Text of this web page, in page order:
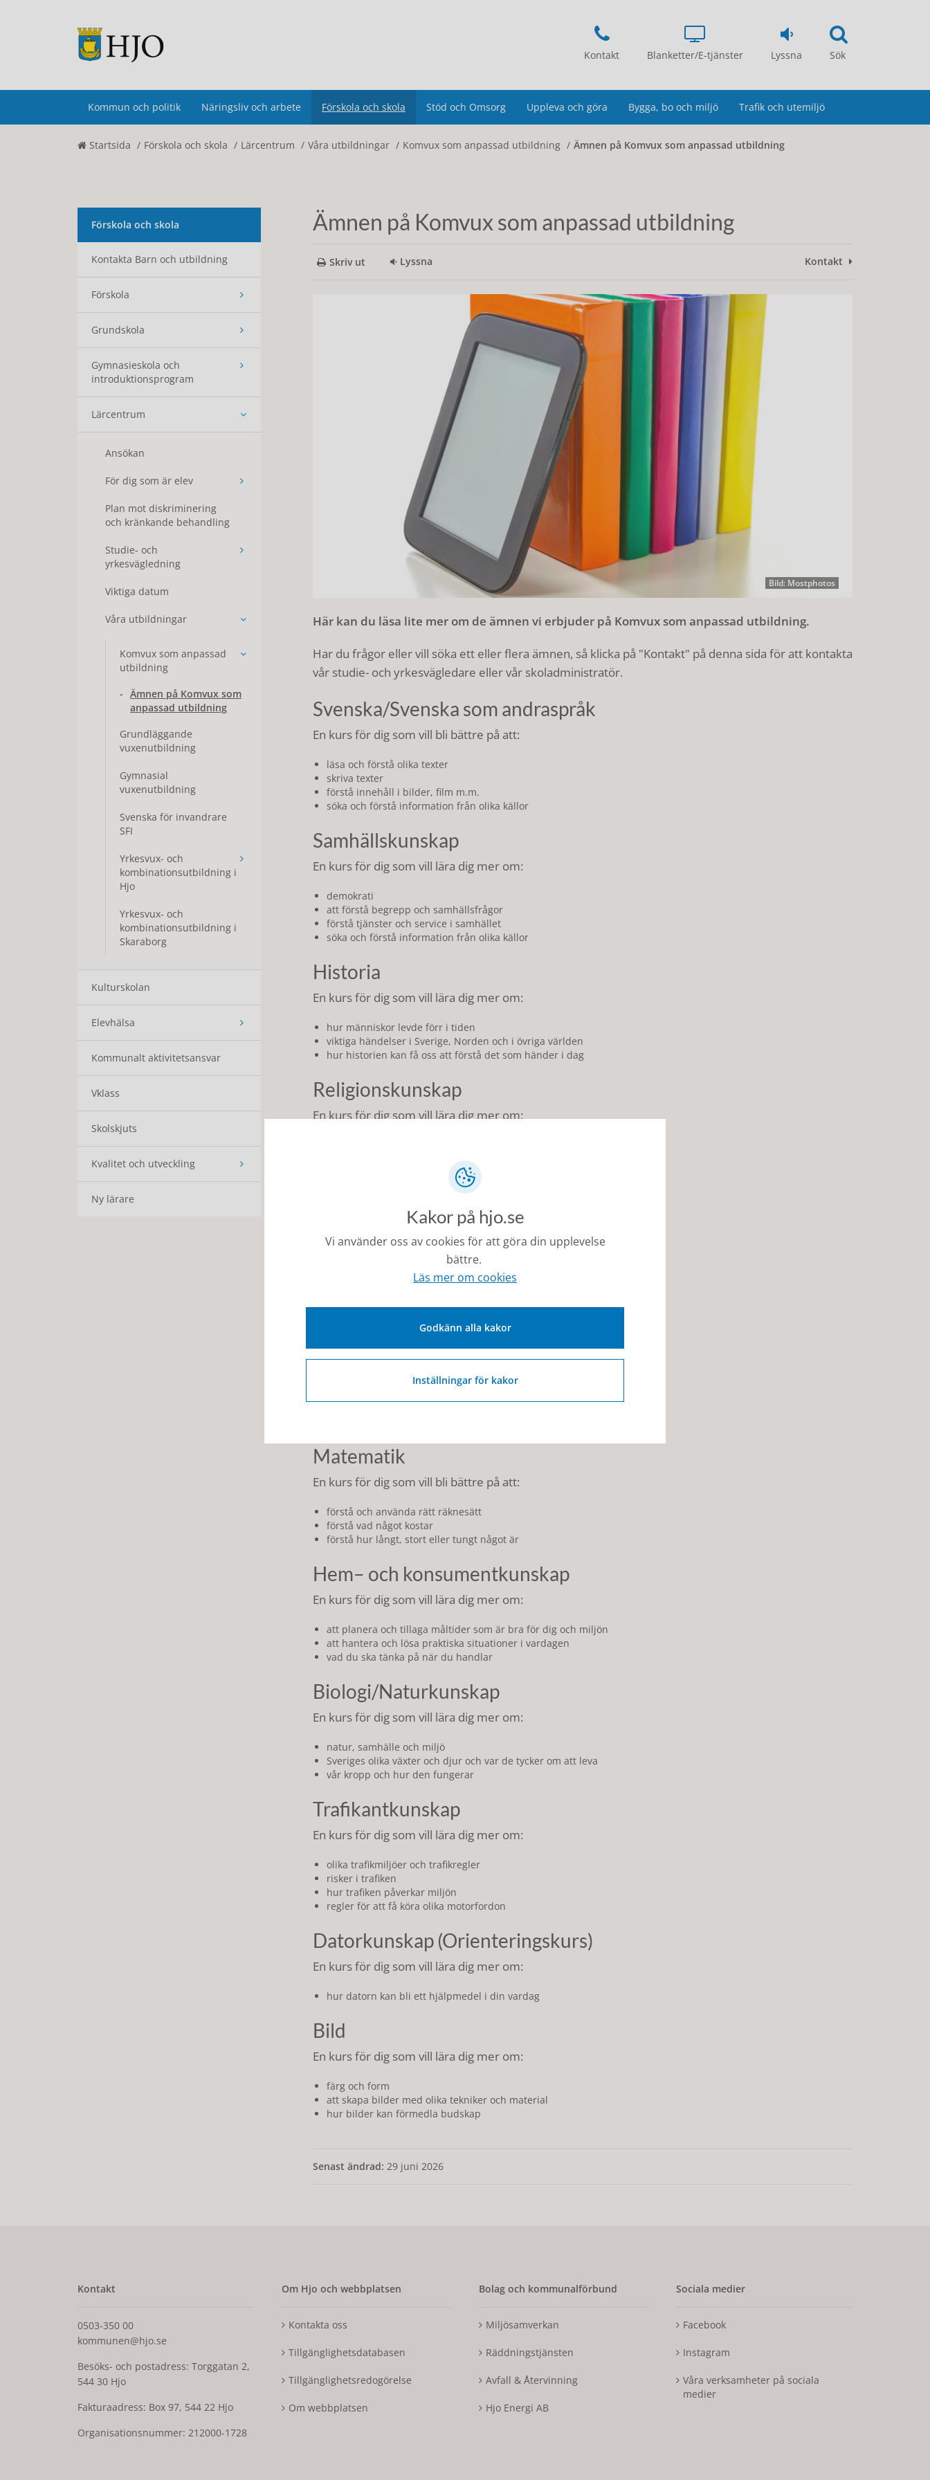
Kontakt Blanketter/E-tjänster Lyssna Sök
Kommun och politik Näringsliv och arbete Förskola och skola Stöd och Omsorg Uppleva och göra Bygga, bo och miljö Trafik och utemiljö
Startsida Förskola och skola Lärcentrum Våra utbildningar Komvux som anpassad utbildning Ämnen på Komvux som anpassad utbildning
Förskola och skola
Kontakta Barn och utbildning
Förskola
Grundskola
Gymnasieskola och
introduktionsprogram
Lärcentrum
Ansökan
För dig som är elev
Plan mot diskriminering
och kränkande behandling
Studie- och
yrkesvägledning
Viktiga datum
Våra utbildningar
Komvux som anpassad
utbildning
Ämnen på Komvux som
anpassad utbildning
Grundläggande
vuxenutbildning
Gymnasial
vuxenutbildning
Svenska för invandrare
SFI
Yrkesvux- och
kombinationsutbildning i
Hjo
Yrkesvux- och
kombinationsutbildning i
Skaraborg
Kulturskolan
Elevhälsa
Kommunalt aktivitetsansvar
Vklass
Skolskjuts
Kvalitet och utveckling
Ny lärare
Ämnen på Komvux som anpassad utbildning
Skriv ut Lyssna Kontakt
Bild: Mostphotos
Här kan du läsa lite mer om de ämnen vi erbjuder på Komvux som anpassad utbildning.
Har du frågor eller vill söka ett eller flera ämnen, så klicka på "Kontakt" på denna sida för att kontakta
vår studie- och yrkesvägledare eller vår skoladministratör.
Svenska/Svenska som andraspråk
En kurs för dig som vill bli bättre på att:
läsa och förstå olika texter
skriva texter
förstå innehåll i bilder, film m.m.
söka och förstå information från olika källor
Samhällskunskap
En kurs för dig som vill lära dig mer om:
demokrati
att förstå begrepp och samhällsfrågor
förstå tjänster och service i samhället
söka och förstå information från olika källor
Historia
En kurs för dig som vill lära dig mer om:
hur människor levde förr i tiden
viktiga händelser i Sverige, Norden och i övriga världen
hur historien kan få oss att förstå det som händer i dag
Religionskunskap
En kurs för dig som vill lära dig mer om:
hur religioner har påverkat och påverkar samhället
En kurs för dig som vill lära dig mer om:
jordgloben och kartor
En kurs för dig som vill bli bättre på att:
Matematik
En kurs för dig som vill bli bättre på att:
förstå och använda rätt räknesätt
förstå vad något kostar
förstå hur långt, stort eller tungt något är
Hem– och konsumentkunskap
En kurs för dig som vill lära dig mer om:
att planera och tillaga måltider som är bra för dig och miljön
att hantera och lösa praktiska situationer i vardagen
vad du ska tänka på när du handlar
Biologi/Naturkunskap
En kurs för dig som vill lära dig mer om:
natur, samhälle och miljö
Sveriges olika växter och djur och var de tycker om att leva
vår kropp och hur den fungerar
Trafikantkunskap
En kurs för dig som vill lära dig mer om:
olika trafikmiljöer och trafikregler
risker i trafiken
hur trafiken påverkar miljön
regler för att få köra olika motorfordon
Datorkunskap (Orienteringskurs)
En kurs för dig som vill lära dig mer om:
hur datorn kan bli ett hjälpmedel i din vardag
Bild
En kurs för dig som vill lära dig mer om:
färg och form
att skapa bilder med olika tekniker och material
hur bilder kan förmedla budskap
Senast ändrad: 29 juni 2026
Kontakt
0503-350 00
kommunen@hjo.se
Besöks- och postadress: Torggatan 2,
544 30 Hjo
Fakturaadress: Box 97, 544 22 Hjo
Organisationsnummer: 212000-1728
Om Hjo och webbplatsen
Kontakta oss
Tillgänglighetsdatabasen
Tillgänglighetsredogörelse
Om webbplatsen
Bolag och kommunalförbund
Miljösamverkan
Räddningstjänsten
Avfall & Återvinning
Hjo Energi AB
Sociala medier
Facebook
Instagram
Våra verksamheter på sociala
medier
Kakor på hjo.se
Vi använder oss av cookies för att göra din upplevelse
bättre.
Läs mer om cookies
Godkänn alla kakor
Inställningar för kakor